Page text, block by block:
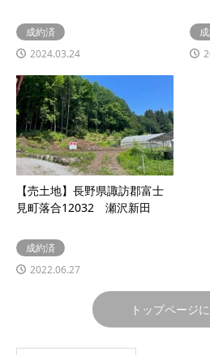
成約済
2024.03.24
【売土地】長野県諏訪郡富士
見町落合12032 瀬沢新田
成約済
2022.06.27
トップページ